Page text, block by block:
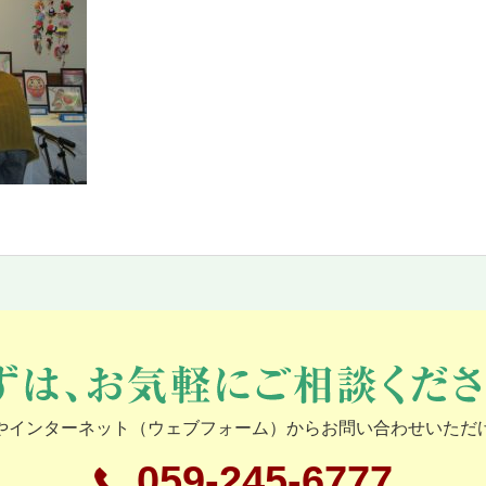
インターネット（ウェブフォーム）からお問い合わせいただ